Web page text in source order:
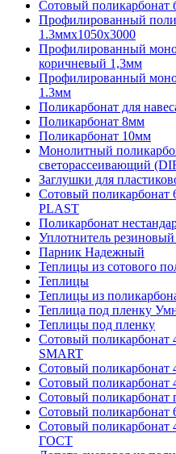
Сотовый
Профилированный
1.3ммх1050х3000
Профилированный
коричневый 1,3мм
Профилированный
1.3мм
Поликарбонат для
Поликарбонат 8мм
Поликарбонат 10мм
Монолитный
светорассеивающий
Заглушки для
Сотовый
PLAST
Поликарбонат
Уплотнитель резиновый
Парник Надежный
Теплицы из сотового
Теплицы
Теплицы из
Теплица под пленку
Теплицы под пленку
Сотовый
SMART
Сотовый
Сотовый
Сотовый поликарбонат
Сотовый поликарбонат
Сотовый поликарбонат
ГОСТ